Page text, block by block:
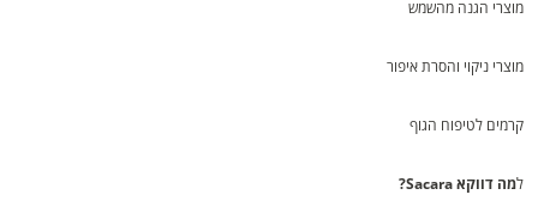
מוצרי הגנה מהשמש
מוצרי ניקוי והסרת איפור
קרמים לטיפוח הגוף
למה דווקא Sacara?